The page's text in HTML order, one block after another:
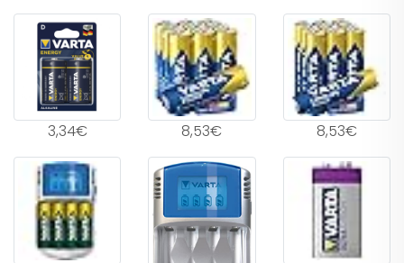
3,34€ 8,53€ 8,53€